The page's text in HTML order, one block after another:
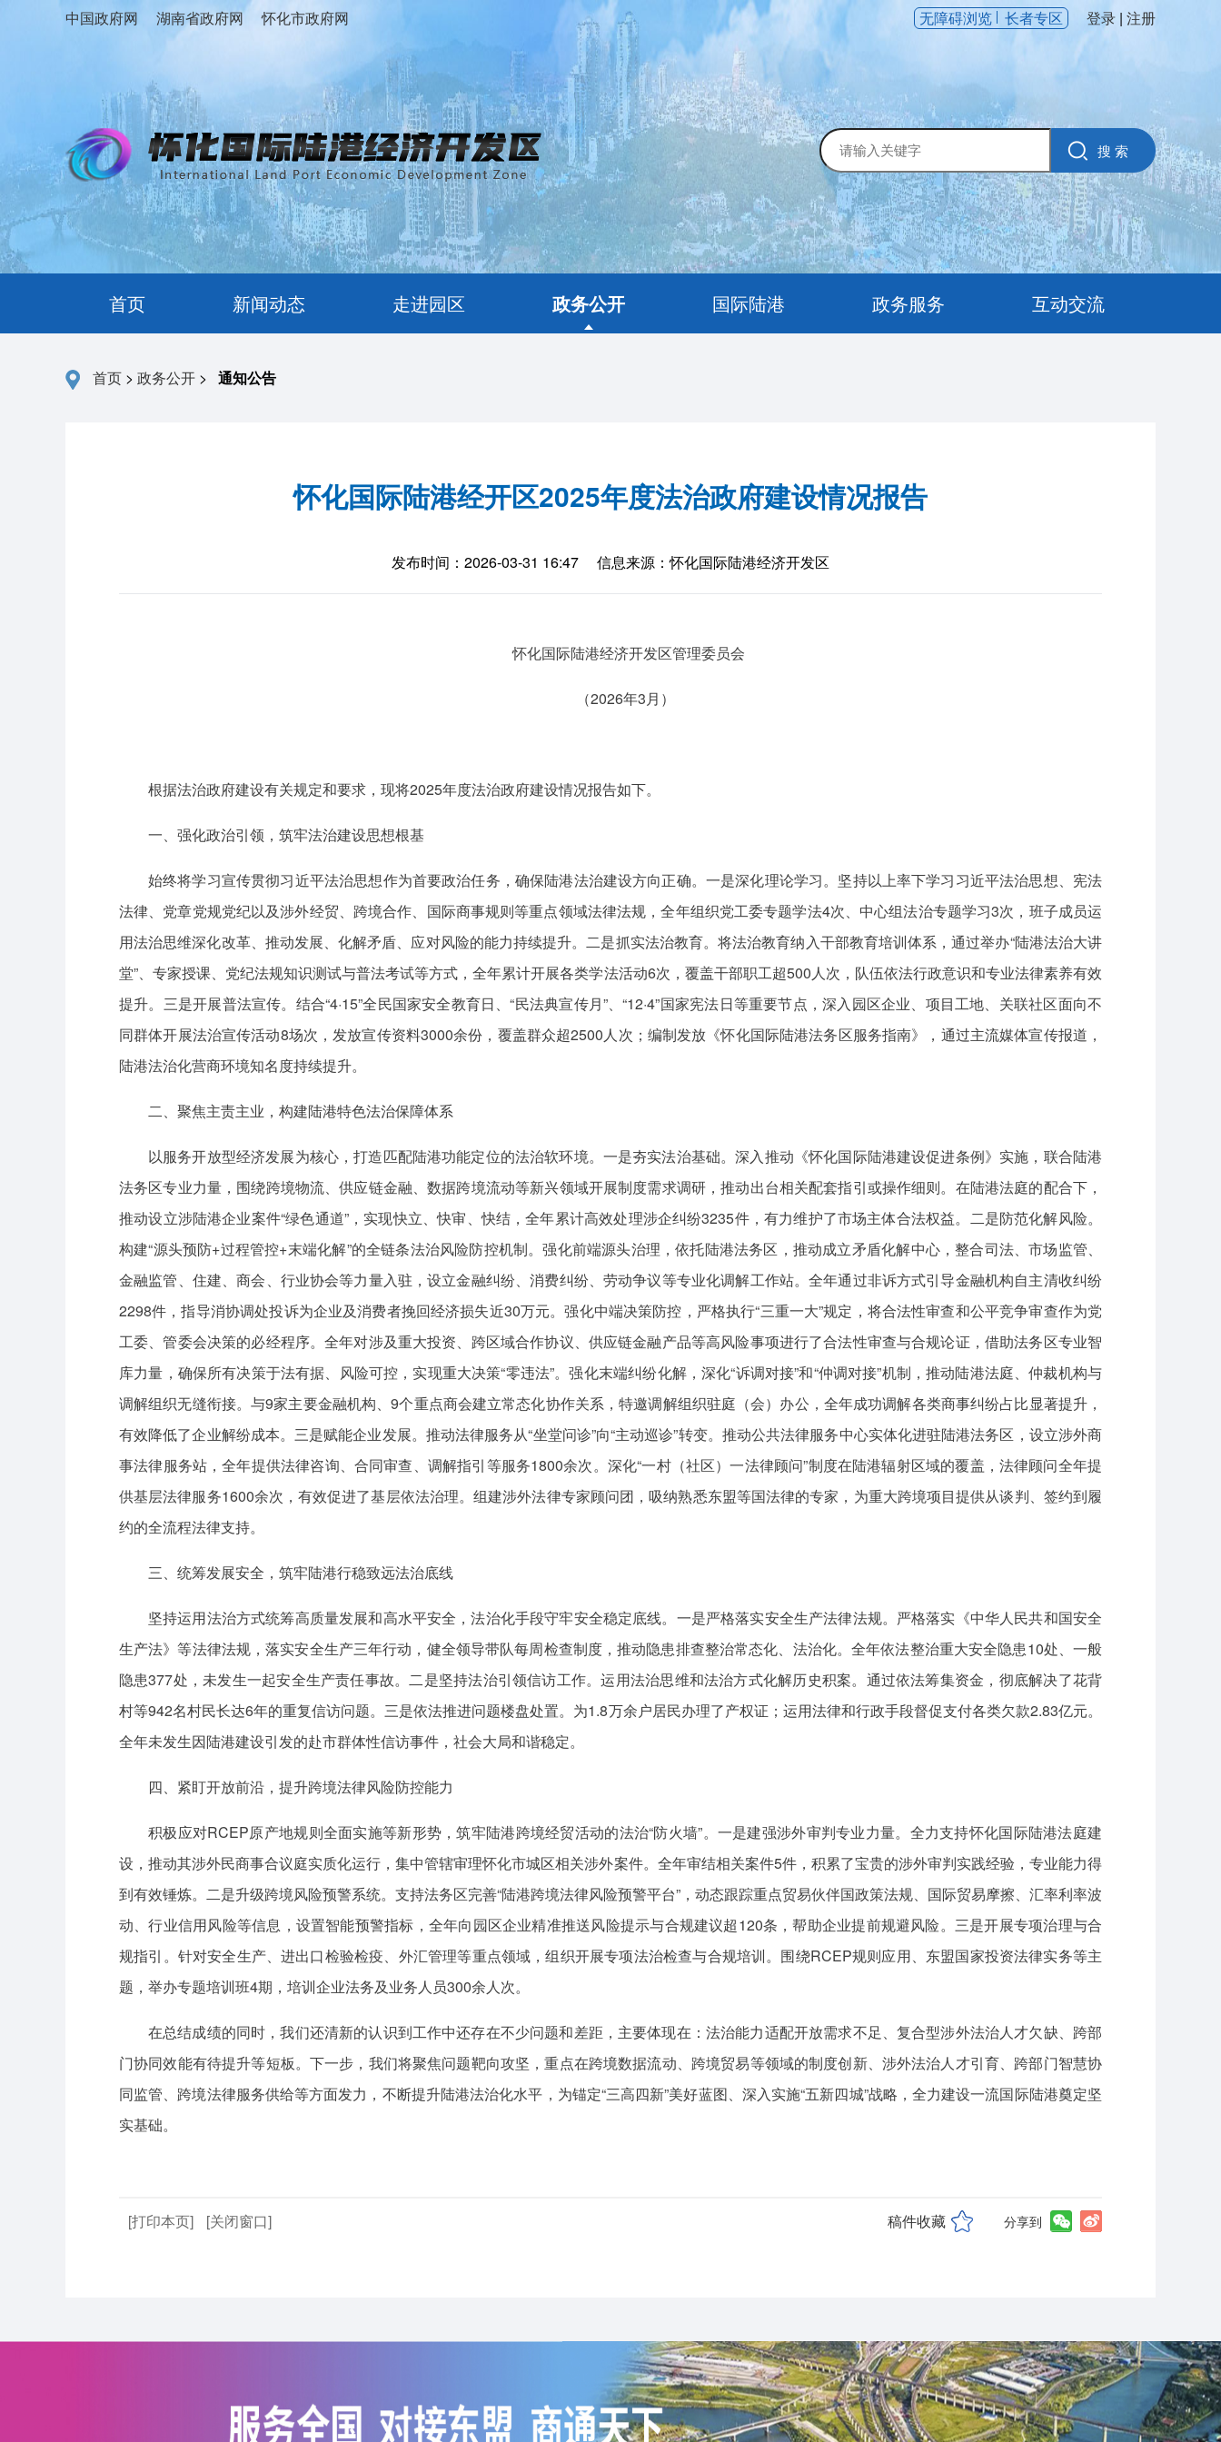
中国政府网 湖南省政府网 怀化市政府网 无障碍浏览 长者专区 登录 | 注册
首页 新闻动态 走进园区 政务公开 国际陆港 政务服务 互动交流
首页 > 政务公开 > 通知公告
怀化国际陆港经开区2025年度法治政府建设情况报告
发布时间：2026-03-31 16:47 信息来源：怀化国际陆港经济开发区
怀化国际陆港经济开发区管理委员会
（2026年3月）
根据法治政府建设有关规定和要求，现将2025年度法治政府建设情况报告如下。
一、强化政治引领，筑牢法治建设思想根基
始终将学习宣传贯彻习近平法治思想作为首要政治任务，确保陆港法治建设方向正确。一是深化理论学习。坚持以上率下学习习近平法治思想、宪法
法律、党章党规党纪以及涉外经贸、跨境合作、国际商事规则等重点领域法律法规，全年组织党工委专题学法4次、中心组法治专题学习3次，班子成员运
用法治思维深化改革、推动发展、化解矛盾、应对风险的能力持续提升。二是抓实法治教育。将法治教育纳入干部教育培训体系，通过举办“陆港法治大讲
堂”、专家授课、党纪法规知识测试与普法考试等方式，全年累计开展各类学法活动6次，覆盖干部职工超500人次，队伍依法行政意识和专业法律素养有效
提升。三是开展普法宣传。结合“4·15”全民国家安全教育日、“民法典宣传月”、“12·4”国家宪法日等重要节点，深入园区企业、项目工地、关联社区面向不
同群体开展法治宣传活动8场次，发放宣传资料3000余份，覆盖群众超2500人次；编制发放《怀化国际陆港法务区服务指南》，通过主流媒体宣传报道，
陆港法治化营商环境知名度持续提升。
二、聚焦主责主业，构建陆港特色法治保障体系
以服务开放型经济发展为核心，打造匹配陆港功能定位的法治软环境。一是夯实法治基础。深入推动《怀化国际陆港建设促进条例》实施，联合陆港
法务区专业力量，围绕跨境物流、供应链金融、数据跨境流动等新兴领域开展制度需求调研，推动出台相关配套指引或操作细则。在陆港法庭的配合下，
推动设立涉陆港企业案件“绿色通道”，实现快立、快审、快结，全年累计高效处理涉企纠纷3235件，有力维护了市场主体合法权益。二是防范化解风险。
构建“源头预防+过程管控+末端化解”的全链条法治风险防控机制。强化前端源头治理，依托陆港法务区，推动成立矛盾化解中心，整合司法、市场监管、
金融监管、住建、商会、行业协会等力量入驻，设立金融纠纷、消费纠纷、劳动争议等专业化调解工作站。全年通过非诉方式引导金融机构自主清收纠纷
2298件，指导消协调处投诉为企业及消费者挽回经济损失近30万元。强化中端决策防控，严格执行“三重一大”规定，将合法性审查和公平竞争审查作为党
工委、管委会决策的必经程序。全年对涉及重大投资、跨区域合作协议、供应链金融产品等高风险事项进行了合法性审查与合规论证，借助法务区专业智
库力量，确保所有决策于法有据、风险可控，实现重大决策“零违法”。强化末端纠纷化解，深化“诉调对接”和“仲调对接”机制，推动陆港法庭、仲裁机构与
调解组织无缝衔接。与9家主要金融机构、9个重点商会建立常态化协作关系，特邀调解组织驻庭（会）办公，全年成功调解各类商事纠纷占比显著提升，
有效降低了企业解纷成本。三是赋能企业发展。推动法律服务从“坐堂问诊”向“主动巡诊”转变。推动公共法律服务中心实体化进驻陆港法务区，设立涉外商
事法律服务站，全年提供法律咨询、合同审查、调解指引等服务1800余次。深化“一村（社区）一法律顾问”制度在陆港辐射区域的覆盖，法律顾问全年提
供基层法律服务1600余次，有效促进了基层依法治理。组建涉外法律专家顾问团，吸纳熟悉东盟等国法律的专家，为重大跨境项目提供从谈判、签约到履
约的全流程法律支持。
三、统筹发展安全，筑牢陆港行稳致远法治底线
坚持运用法治方式统筹高质量发展和高水平安全，法治化手段守牢安全稳定底线。一是严格落实安全生产法律法规。严格落实《中华人民共和国安全
生产法》等法律法规，落实安全生产三年行动，健全领导带队每周检查制度，推动隐患排查整治常态化、法治化。全年依法整治重大安全隐患10处、一般
隐患377处，未发生一起安全生产责任事故。二是坚持法治引领信访工作。运用法治思维和法治方式化解历史积案。通过依法筹集资金，彻底解决了花背
村等942名村民长达6年的重复信访问题。三是依法推进问题楼盘处置。为1.8万余户居民办理了产权证；运用法律和行政手段督促支付各类欠款2.83亿元。
全年未发生因陆港建设引发的赴市群体性信访事件，社会大局和谐稳定。
四、紧盯开放前沿，提升跨境法律风险防控能力
积极应对RCEP原产地规则全面实施等新形势，筑牢陆港跨境经贸活动的法治“防火墙”。一是建强涉外审判专业力量。全力支持怀化国际陆港法庭建
设，推动其涉外民商事合议庭实质化运行，集中管辖审理怀化市城区相关涉外案件。全年审结相关案件5件，积累了宝贵的涉外审判实践经验，专业能力得
到有效锤炼。二是升级跨境风险预警系统。支持法务区完善“陆港跨境法律风险预警平台”，动态跟踪重点贸易伙伴国政策法规、国际贸易摩擦、汇率利率波
动、行业信用风险等信息，设置智能预警指标，全年向园区企业精准推送风险提示与合规建议超120条，帮助企业提前规避风险。三是开展专项治理与合
规指引。针对安全生产、进出口检验检疫、外汇管理等重点领域，组织开展专项法治检查与合规培训。围绕RCEP规则应用、东盟国家投资法律实务等主
题，举办专题培训班4期，培训企业法务及业务人员300余人次。
在总结成绩的同时，我们还清新的认识到工作中还存在不少问题和差距，主要体现在：法治能力适配开放需求不足、复合型涉外法治人才欠缺、跨部
门协同效能有待提升等短板。下一步，我们将聚焦问题靶向攻坚，重点在跨境数据流动、跨境贸易等领域的制度创新、涉外法治人才引育、跨部门智慧协
同监管、跨境法律服务供给等方面发力，不断提升陆港法治化水平，为锚定“三高四新”美好蓝图、深入实施“五新四城”战略，全力建设一流国际陆港奠定坚
实基础。
[打印本页] [关闭窗口] 稿件收藏 分享到